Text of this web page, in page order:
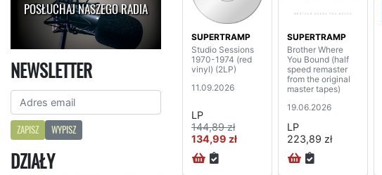
POSŁUCHAJ NASZEGO RADIA
NEWSLETTER
ZAPISZ WYPISZ
DZIAŁY
SUPERTRAMP
Studio Sessions
1970-1974 (red
vinyl) (2LP)
11.09.2026
LP
144,89 zł
134,99 zł
SUPERTRAMP
Brother Where
You Bound (half
speed remaster
from the original
master tapes)
19.06.2026
LP
223,89 zł